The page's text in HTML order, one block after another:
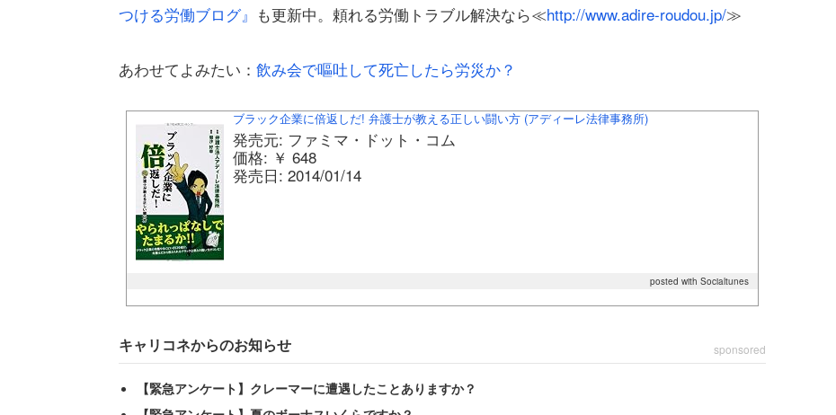
つける労働ブログ』 も更新中。頼れる労働トラブル解決なら≪http://www.adire-roudou.jp/≫
あわせてよみたい： 飲み会で嘔吐して死亡したら労災か？
ブラック企業に倍返しだ! 弁護士が教える正しい闘い方 (アディーレ法律事務所)
発売元: ファミマ・ドット・コム
価格: ￥ 648
発売日: 2014/01/14
posted with Socialtunes
キャリコネからのお知らせ sponsored
【緊急アンケート】クレーマーに遭遇したことありますか？